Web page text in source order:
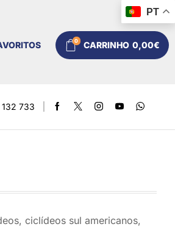
0 CARRINHO 0,00€
132 733
ciclídeos sul americanos,
PT